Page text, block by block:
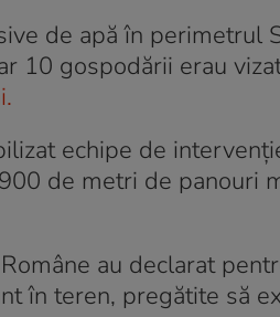
de apă în perimetrul
10 gospodării erau
echipe de
de metri de panouri
au declarat
în teren, pregătite să